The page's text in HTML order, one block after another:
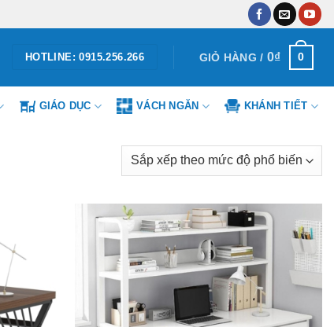
HOTLINE: 0915.256.266 GIỎ HÀNG / 0₫ 0
GIÁO DỤC VÁCH NGĂN KHÁNH TIẾT